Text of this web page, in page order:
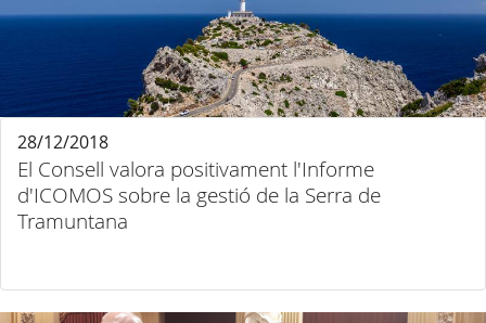
El Consell valora positivament l'Informe
d'ICOMOS sobre la gestió de la Serra de
Tramuntana
28/12/2018